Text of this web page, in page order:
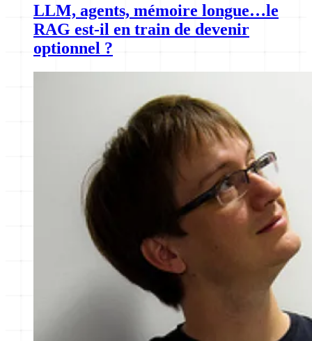
LLM, agents, mémoire longue…le
RAG est-il en train de devenir
optionnel ?